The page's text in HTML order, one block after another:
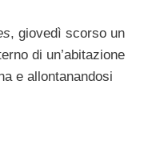
, giovedì scorso un
di un’abitazione
e allontanandosi